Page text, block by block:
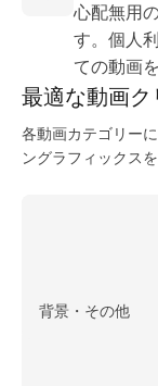
心配無用
す。個人
ての動画
最適な動画
各動画カテゴリー
ングラフィックス
背景・その他